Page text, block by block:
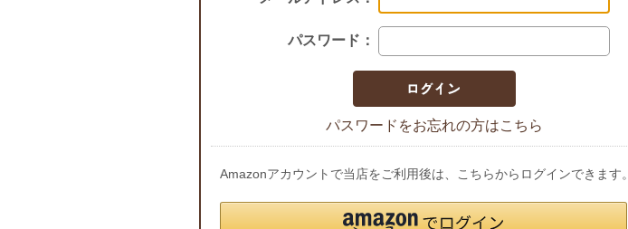
パスワード：
パスワードをお忘れの方はこちら
Amazonアカウントで当店をご利用後は、こちらからログインできます。